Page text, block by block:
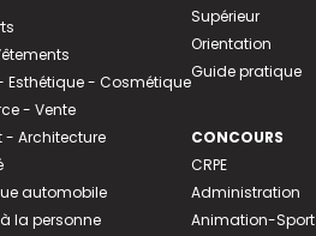
Esthétique - Cosmétique
- Vente
- Architecture
automobile
la personne
Supérieur
Orientation
Guide pratique
CONCOURS
CRPE
Administration
Animation-Sport